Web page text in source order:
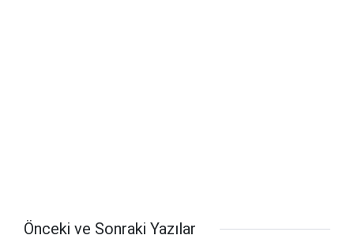
Önceki ve Sonraki Yazılar